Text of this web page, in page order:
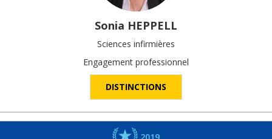
Sonia HEPPELL
Sciences infirmières
Engagement professionnel
DISTINCTIONS